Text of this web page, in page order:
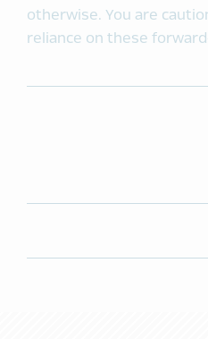
otherwise. You are
reliance on these